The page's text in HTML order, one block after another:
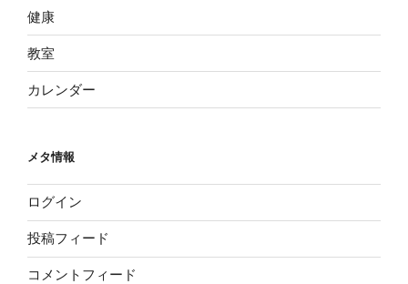
健康
教室
カレンダー
メタ情報
ログイン
投稿フィード
コメントフィード